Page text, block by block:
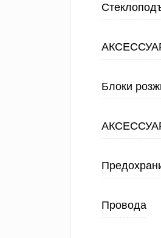
Блоки
Провода